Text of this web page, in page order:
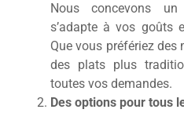
Nous concevons
s’adapte à vos goûts
Que vous préfériez des
des plats plus
toutes vos demandes.
Des options pour tous